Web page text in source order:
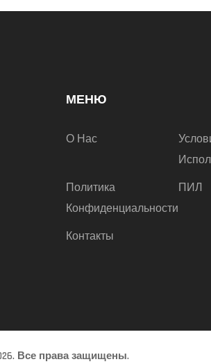
МЕНЮ
О Нас
Политика
Конфиденциальности
ПИЛ
Контакты
Все права защищены.